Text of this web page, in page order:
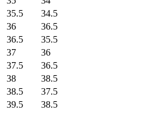
35.5
34.5
36
36.5
36.5
35.5
37
36
37.5
36.5
38
38.5
38.5
37.5
39.5
38.5